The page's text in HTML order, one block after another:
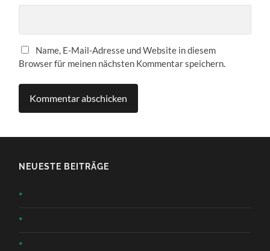
Name, E-Mail-Adresse und Website in diesem
Browser für meinen nächsten Kommentar speichern.
NEUESTE BEITRÄGE
*
*
*